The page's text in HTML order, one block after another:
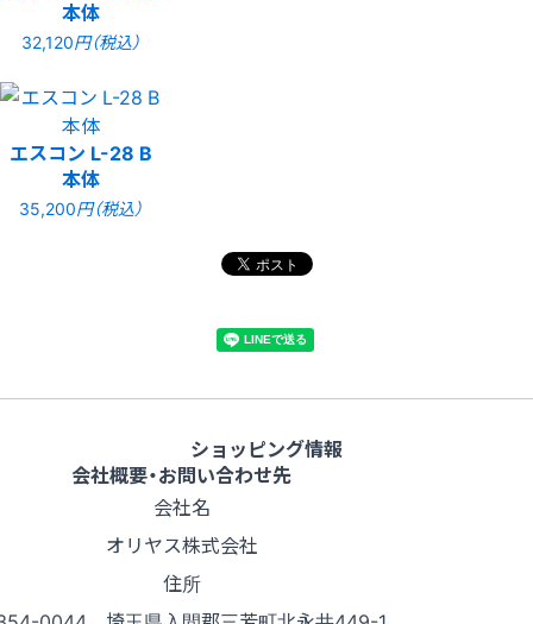
本体
32,120円（税込）
エスコン L-28 B
本体
35,200円（税込）
ショッピング情報
会社概要・お問い合わせ先
会社名
オリヤス株式会社
住所